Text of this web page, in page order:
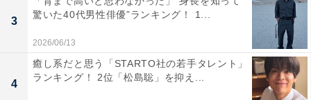
1位：松本潤／153票
3
驚いた40代男性俳優”ランキング！ 1...
2026/06/13
4
癒し系だと思う「STARTO社の若手タレント」
ランキング！ 2位「松島聡」を抑え...